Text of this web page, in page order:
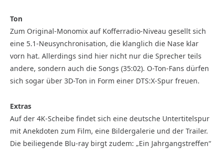
Ton
Zum Original-Monomix auf Kofferradio-Niveau gesellt sich
eine 5.1-Neusynchronisation, die klanglich die Nase klar
vorn hat. Allerdings sind hier nicht nur die Sprecher teils
andere, sondern auch die Songs (35:02). O-Ton-Fans dürfen
sich sogar über 3D-Ton in Form einer DTS:X-Spur freuen.
Extras
Auf der 4K-Scheibe findet sich eine deutsche Untertitelspur
mit Anekdoten zum Film, eine Bildergalerie und der Trailer.
Die beiliegende Blu-ray birgt zudem: „Ein Jahrgangstreffen“